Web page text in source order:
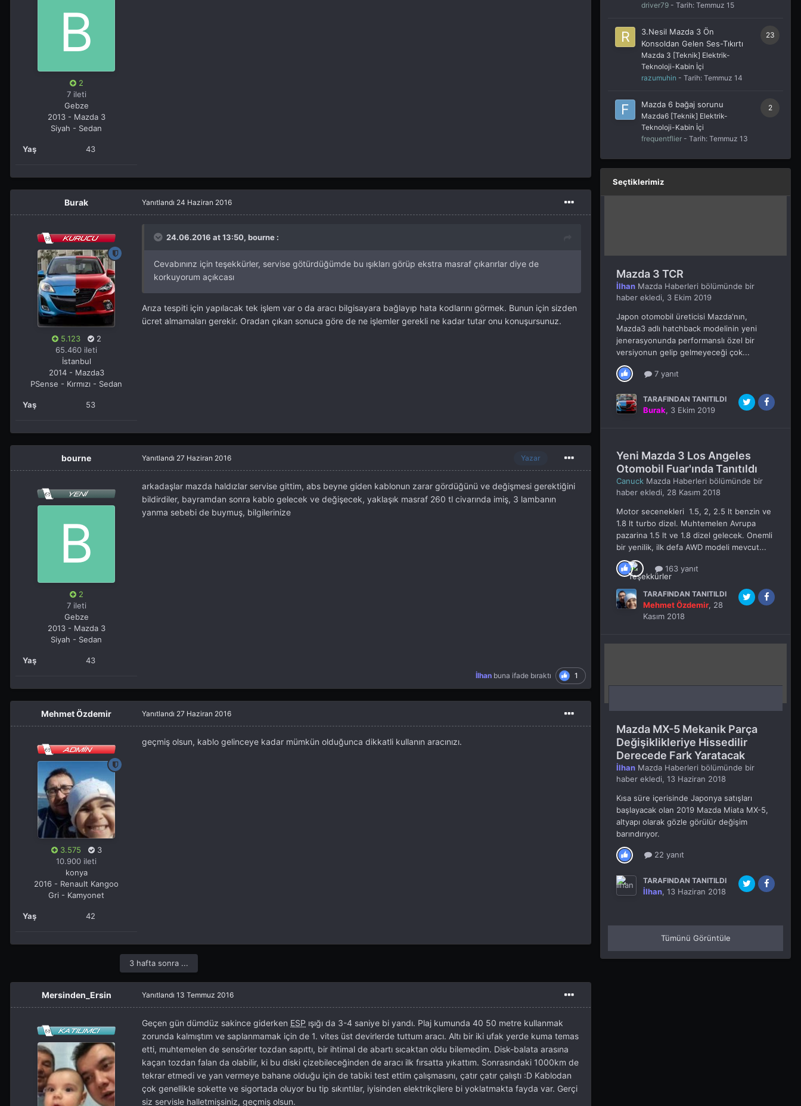
2
7 ileti
Gebze
2013 - Mazda 3
Siyah - Sedan
Yaş 43
Burak
5.123
2
65.460 ileti
İstanbul
2014 - Mazda3
PSense - Kırmızı - Sedan
Yaş 53
Yanıtlandı 24 Haziran 2016
24.06.2016 at 13:50, bourne :
Cevabınınz için teşekkürler, servise götürdüğümde bu ışıkları görüp ekstra masraf çıkarırlar diye de
korkuyorum açıkcası
Arıza tespiti için yapılacak tek işlem var o da aracı bilgisayara bağlayıp hata kodlarını görmek. Bunun için sizden
ücret almamaları gerekir. Oradan çıkan sonuca göre de ne işlemler gerekli ne kadar tutar onu konuşursunuz.
bourne
2
7 ileti
Gebze
2013 - Mazda 3
Siyah - Sedan
Yaş 43
Yazar
Yanıtlandı 27 Haziran 2016
arkadaşlar mazda haldızlar servise gittim, abs beyne giden kablonun zarar gördüğünü ve değişmesi gerektiğini
bildirdiler, bayramdan sonra kablo gelecek ve değişecek, yaklaşık masraf 260 tl civarında imiş, 3 lambanın
yanma sebebi de buymuş, bilgilerinize
İlhan buna ifade bıraktı 1
Mehmet Özdemir
3.575
3
10.900 ileti
konya
2016 - Renault Kangoo
Gri - Kamyonet
Yaş 42
Yanıtlandı 27 Haziran 2016
geçmiş olsun, kablo gelinceye kadar mümkün olduğunca dikkatli kullanın aracınızı.
3 hafta sonra ...
Mersinden_Ersin Yanıtlandı 13 Temmuz 2016
Geçen gün dümdüz sakince giderken ESP ışığı da 3-4 saniye bi yandı. Plaj kumunda 40 50 metre kullanmak
zorunda kalmıştım ve saplanmamak için de 1. vites üst devirlerde tuttum aracı. Altı bir iki ufak yerde kuma temas
etti, muhtemelen de sensörler tozdan sapıttı, bir ihtimal de abartı sıcaktan oldu bilemedim. Disk-balata arasına
kaçan tozdan falan da olabilir, ki bu diski çizebileceğinden de aracı ilk fırsatta yıkattım. Sonrasındaki 1000km de
tekrar etmedi ve yan vermeye bahane olduğu için de tabiki test ettim çalışmasını, çatır çatır çalıştı :D Kablodan
çok genellikle sokette ve sigortada oluyor bu tip sıkıntılar, iyisinden elektrikçilere bi yoklatmakta fayda var. Gerçi
siz servisle halletmişsiniz, geçmiş olsun.
driver79 - Tarih: Temmuz 15
23
3.Nesil Mazda 3 Ön
Konsoldan Gelen Ses-Tıkırtı
Mazda 3 [Teknik] Elektrik-
Teknoloji-Kabin İçi
razumuhin - Tarih: Temmuz 14
2
Mazda 6 bağaj sorunu
Mazda6 [Teknik] Elektrik-
Teknoloji-Kabin İçi
frequentflier - Tarih: Temmuz 13
Seçtiklerimiz
Mazda 3 TCR
İlhan Mazda Haberleri bölümünde bir
haber ekledi, 3 Ekim 2019
Japon otomobil üreticisi Mazda'nın,
Mazda3 adlı hatchback modelinin yeni
jenerasyonunda performanslı özel bir
versiyonun gelip gelmeyeceği çok...
7 yanıt
TARAFINDAN TANITILDI
Burak, 3 Ekim 2019
Yeni Mazda 3 Los Angeles
Otomobil Fuar'ında Tanıtıldı
Canuck Mazda Haberleri bölümünde bir
haber ekledi, 28 Kasım 2018
Motor secenekleri 1.5, 2, 2.5 lt benzin ve
1.8 lt turbo dizel. Muhtemelen Avrupa
pazarina 1.5 lt ve 1.8 dizel gelecek. Onemli
bir yenilik, ilk defa AWD modeli mevcut...
163 yanıt
TARAFINDAN TANITILDI
Mehmet Özdemir, 28
Kasım 2018
Mazda MX-5 Mekanik Parça
Değişiklikleriye Hissedilir
Derecede Fark Yaratacak
İlhan Mazda Haberleri bölümünde bir
haber ekledi, 13 Haziran 2018
Kısa süre içerisinde Japonya satışları
başlayacak olan 2019 Mazda Miata MX-5,
altyapı olarak gözle görülür değişim
barındırıyor.
22 yanıt
TARAFINDAN TANITILDI
İlhan, 13 Haziran 2018
Tümünü Görüntüle